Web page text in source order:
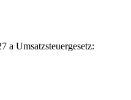
a Umsatzsteuergesetz: